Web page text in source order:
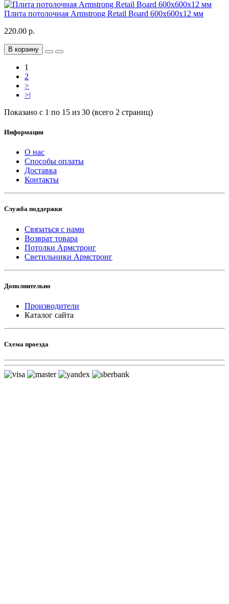
Плита потолочная Armstrong Retail Board 600х600х12 мм
220.00 р.
В корзину
1
2
>
>|
Показано с 1 по 15 из 30 (всего 2 страниц)
Информация
О нас
Способы оплаты
Доставка
Контакты
Служба поддержки
Связаться с нами
Возврат товара
Потолки Армстронг
Светильники Армстронг
Дополнительно
Производители
Каталог сайта
Схема проезда